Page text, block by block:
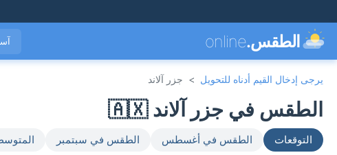
الطقس.online
يرجى إدخال القيم أدناه للتحويل > جزر آلاند
الطقس في جزر آلاند 🇦🇽
التوقعات الطقس في أغسطس الطقس في سبتمبر